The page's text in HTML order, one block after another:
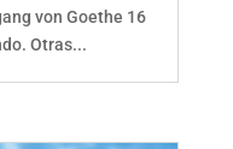
von Goethe 16
Otras...